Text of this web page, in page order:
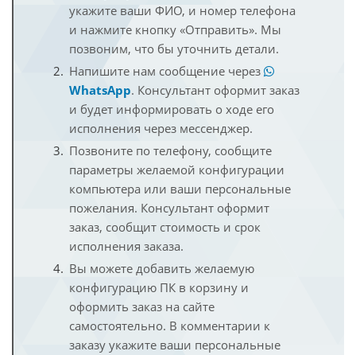
укажите ваши ФИО, и номер телефона
и нажмите кнопку «Отправить». Мы
позвоним, что бы уточнить детали.
Напишите нам сообщение через
WhatsApp. Консультант оформит заказ
и будет информировать о ходе его
исполнения через мессенджер.
Позвоните по телефону, сообщите
параметры желаемой конфигурации
компьютера или ваши персональные
пожелания. Консультант оформит
заказ, сообщит стоимость и срок
исполнения заказа.
Вы можете добавить желаемую
конфигурацию ПК в корзину и
оформить заказ на сайте
самостоятельно. В комментарии к
заказу укажите ваши персональные